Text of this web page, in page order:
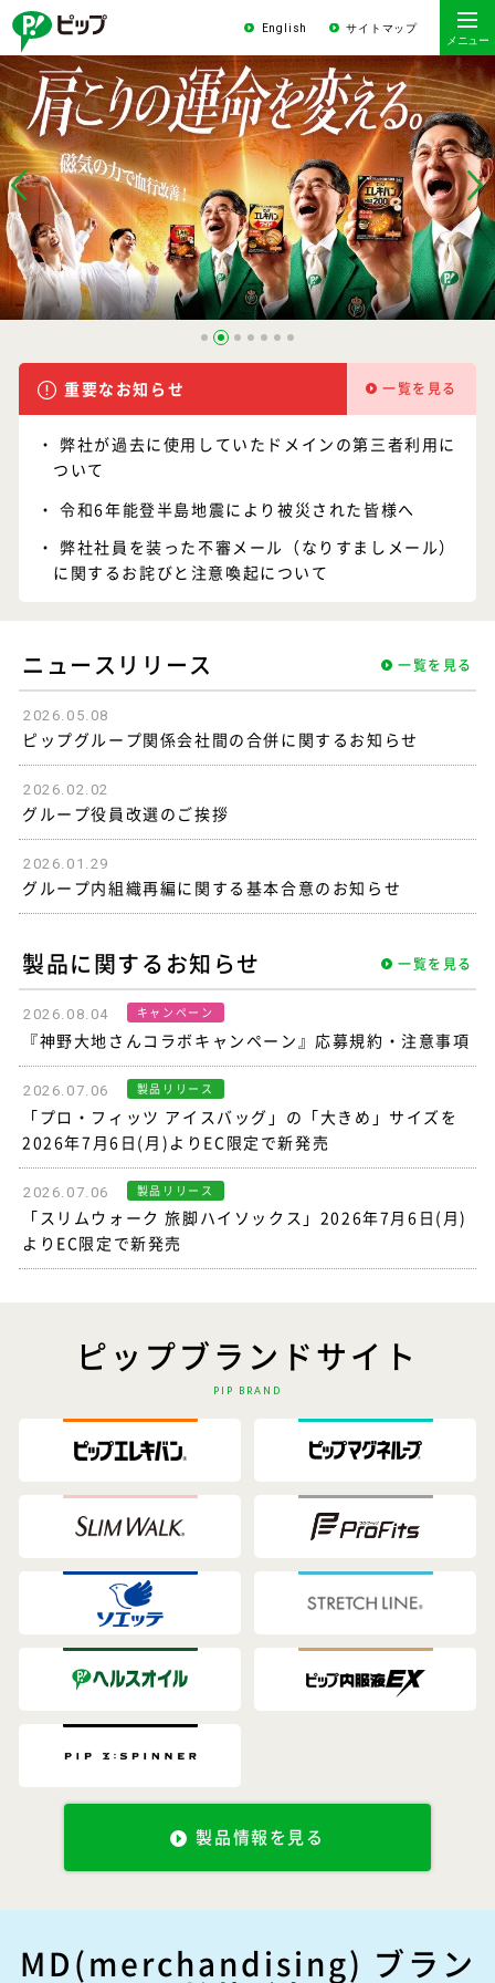
English サイトマップ
重要なお知らせ
弊社が過去に使用していたドメインの第三者利用に
ついて
令和6年能登半島地震により被災された皆様へ
弊社社員を装った不審メール（なりすましメール）
に関するお詫びと注意喚起について
一覧を見る
ニュースリリース 一覧を見る
2026.05.08
ピップグループ関係会社間の合併に関するお知らせ
2026.02.02
グループ役員改選のご挨拶
2026.01.29
グループ内組織再編に関する基本合意のお知らせ
製品に関するお知らせ 一覧を見る
2026.08.04 キャンペーン
『神野大地さんコラボキャンペーン』応募規約・注意事項
2026.07.06 製品リリース
「プロ・フィッツ アイスバッグ」の「大きめ」サイズを
2026年7月6日(月)よりEC限定で新発売
2026.07.06 製品リリース
「スリムウォーク 旅脚ハイソックス」2026年7月6日(月)
よりEC限定で新発売
ピップブランドサイト
PIP BRAND
製品情報を見る
MD(merchandising) ブラン